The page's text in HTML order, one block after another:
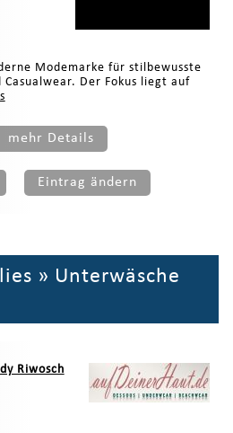
Modemarke für stilbewusste
Der Fokus liegt auf
mehr Details
Eintrag ändern
» Unterwäsche
Riwosch